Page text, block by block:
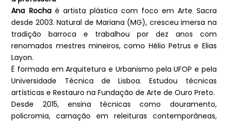
Ana Rochaé artista plástica com foco em Arte Sacra
desde 2003. Natural de Mariana (MG), cresceu imersa na
tradição barroca e trabalhou por dez anos com
renomados mestres mineiros, como Hélio Petrus e Elias
Layon.
É formada em Arquitetura e Urbanismo pela UFOP e pela
Universidade Técnica de Lisboa. Estudou técnicas
artísticas e Restauro na Fundação de Arte de Ouro Preto.
Desde 2015, ensina técnicas como douramento,
policromia, carnação em releituras contemporâneas,